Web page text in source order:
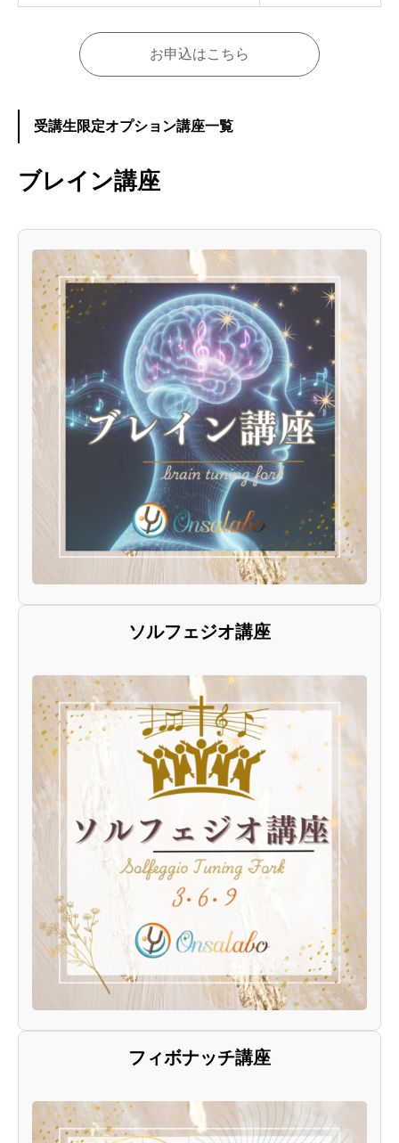
お申込はこちら
受講生限定オプション講座一覧
ブレイン講座
ソルフェジオ講座
フィボナッチ講座